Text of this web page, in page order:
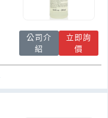
公司介
紹
立即詢
價